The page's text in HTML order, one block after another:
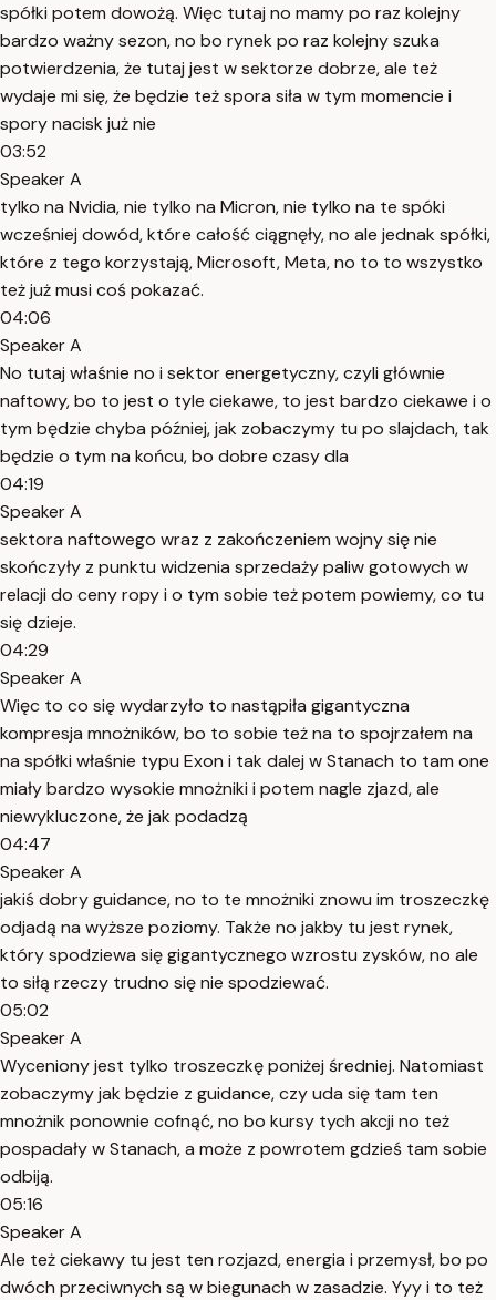
spółki potem dowożą. Więc tutaj no mamy po raz kolejny
bardzo ważny sezon, no bo rynek po raz kolejny szuka
potwierdzenia, że tutaj jest w sektorze dobrze, ale też
wydaje mi się, że będzie też spora siła w tym momencie i
spory nacisk już nie
03:52
Speaker A
tylko na Nvidia, nie tylko na Micron, nie tylko na te spóki
wcześniej dowód, które całość ciągnęły, no ale jednak spółki,
które z tego korzystają, Microsoft, Meta, no to to wszystko
też już musi coś pokazać.
04:06
Speaker A
No tutaj właśnie no i sektor energetyczny, czyli głównie
naftowy, bo to jest o tyle ciekawe, to jest bardzo ciekawe i o
tym będzie chyba później, jak zobaczymy tu po slajdach, tak
będzie o tym na końcu, bo dobre czasy dla
04:19
Speaker A
sektora naftowego wraz z zakończeniem wojny się nie
skończyły z punktu widzenia sprzedaży paliw gotowych w
relacji do ceny ropy i o tym sobie też potem powiemy, co tu
się dzieje.
04:29
Speaker A
Więc to co się wydarzyło to nastąpiła gigantyczna
kompresja mnożników, bo to sobie też na to spojrzałem na
na spółki właśnie typu Exon i tak dalej w Stanach to tam one
miały bardzo wysokie mnożniki i potem nagle zjazd, ale
niewykluczone, że jak podadzą
04:47
Speaker A
jakiś dobry guidance, no to te mnożniki znowu im troszeczkę
odjadą na wyższe poziomy. Także no jakby tu jest rynek,
który spodziewa się gigantycznego wzrostu zysków, no ale
to siłą rzeczy trudno się nie spodziewać.
05:02
Speaker A
Wyceniony jest tylko troszeczkę poniżej średniej. Natomiast
zobaczymy jak będzie z guidance, czy uda się tam ten
mnożnik ponownie cofnąć, no bo kursy tych akcji no też
pospadały w Stanach, a może z powrotem gdzieś tam sobie
odbiją.
05:16
Speaker A
Ale też ciekawy tu jest ten rozjazd, energia i przemysł, bo po
dwóch przeciwnych są w biegunach w zasadzie. Yyy i to też